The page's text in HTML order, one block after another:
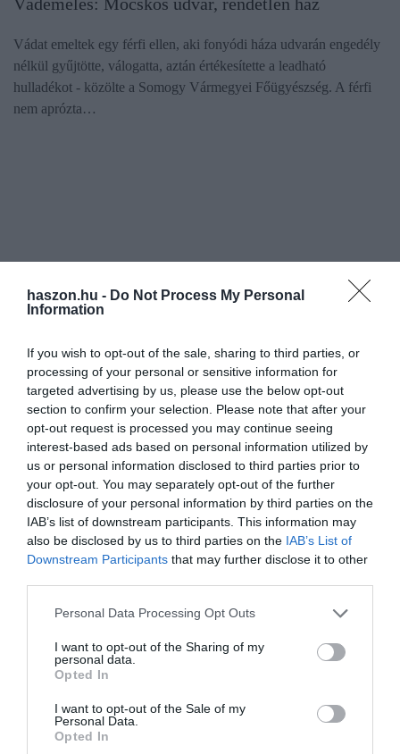
haszon.hu - Do Not Process My Personal
Information
If you wish to opt-out of the sale, sharing to third parties, or
processing of your personal or sensitive information for
targeted advertising by us, please use the below opt-out
section to confirm your selection. Please note that after your
opt-out request is processed you may continue seeing
interest-based ads based on personal information utilized by
us or personal information disclosed to third parties prior to
your opt-out. You may separately opt-out of the further
disclosure of your personal information by third parties on the
IAB’s list of downstream participants. This information may
also be disclosed by us to third parties on the IAB’s List of
Downstream Participants that may further disclose it to other
Please note that this website/app uses one or more Google
not limited to your visit or usage behaviour. You may click to
grant or deny consent to Google and its third-party tags to
use your data for below specified purposes in below Google
consent section.
Personal Data Processing Opt Outs
I want to opt-out of the Sharing of my
personal data.
Opted In
I want to opt-out of the Sale of my
Personal Data.
Opted In
Vádat emeltek egy férfi ellen, aki fonyódi háza udvarán engedély
nélkül gyűjtötte, válogatta, aztán értékesítette a leadható
hulladékot - közölte a Somogy Vármegyei Főügyészség. A férfi
nem aprózta…
Hét év csúfoskodás után kihajítják a Deák-téri
metrókapukat
Elkezdődik az M2-es metróvonal Deák Ferenc téri állomásának